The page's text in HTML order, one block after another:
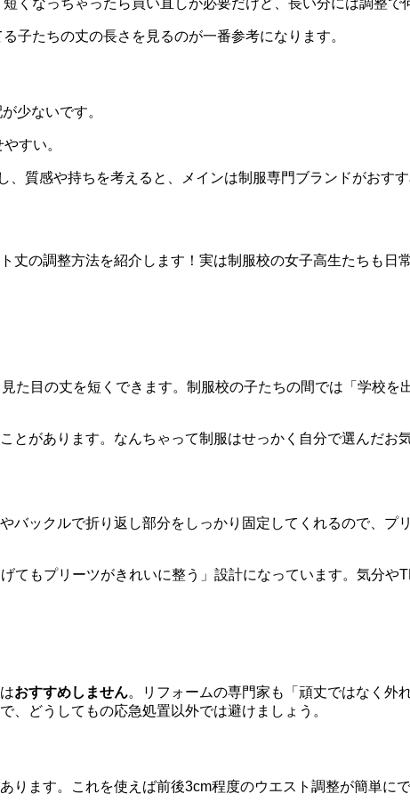
なっちゃったら買い直しが必要だけど、長い分には調整で
子たちの丈の長さを見るのが一番参考になります。
少ないです。
すい。
質感や持ちを考えると、メインは制服専門ブランドがおすす
の調整方法を紹介します！実は制服校の女子高生たちも日
目の丈を短くできます。制服校の子たちの間では「学校を
があります。なんちゃって制服はせっかく自分で選んだお
ックルで折り返し部分をしっかり固定してくれるので、プ
もプリーツがきれいに整う」設計になっています。気分や
おすすめしません。リフォームの専門家も「頑丈ではなく外
、どうしてもの応急処置以外では避けましょう。
ます。これを使えば前後3cm程度のウエスト調整が簡単に